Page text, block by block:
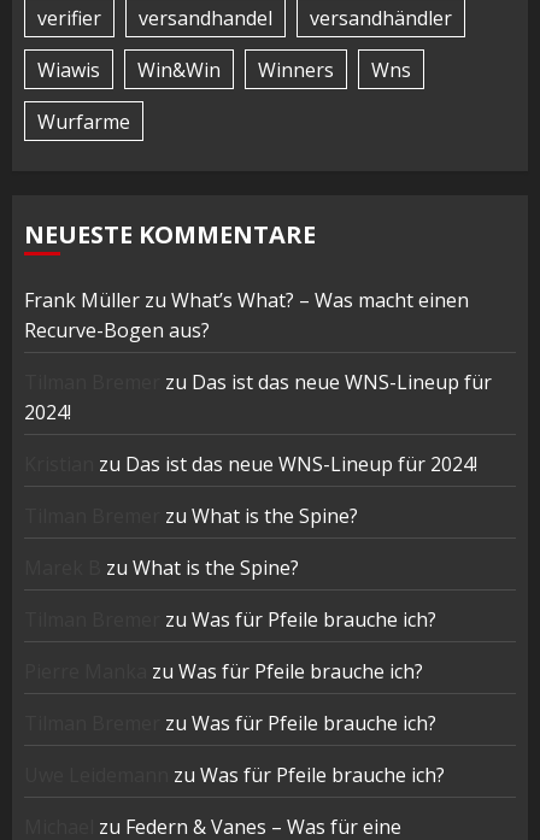
verifier
versandhandel
versandhändler
Wiawis
Win&Win Winners
Wns
Wurfarme
NEUESTE KOMMENTARE
Frank Müller zu What’s What? – Was macht einen
Recurve-Bogen aus?
zu Das ist das neue WNS-Lineup für
2024!
zu Das ist das neue WNS-Lineup für 2024!
zu What is the Spine?
zu What is the Spine?
zu Was für Pfeile brauche ich?
zu Was für Pfeile brauche ich?
zu Was für Pfeile brauche ich?
zu Was für Pfeile brauche ich?
zu Federn & Vanes – Was für eine